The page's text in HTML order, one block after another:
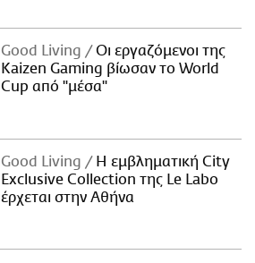
Good Living
Οι εργαζόμενοι της
Kaizen Gaming βίωσαν το World
Cup από "μέσα"
Good Living
Η εμβληματική City
Exclusive Collection της Le Labo
έρχεται στην Αθήνα